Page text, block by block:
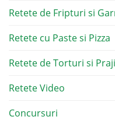
Retete de Fripturi si
Retete cu Paste si Pizza
Retete de Torturi si
Retete Video
Concursuri